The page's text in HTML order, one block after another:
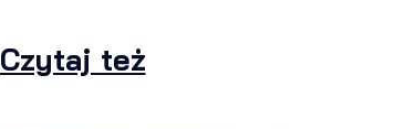
Czytaj też